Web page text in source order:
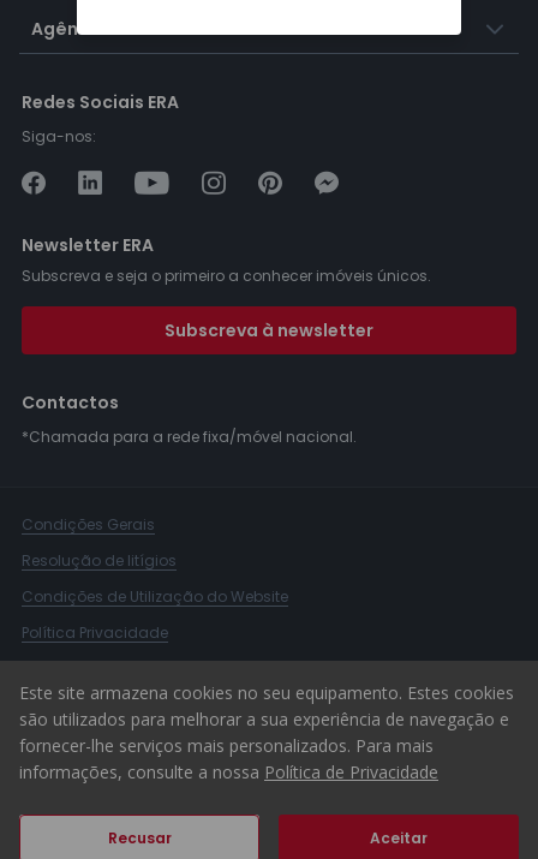
Agências ERA
Redes Sociais ERA
Siga-nos:
Newsletter ERA
Subscreva e seja o primeiro a conhecer imóveis únicos.
Subscreva à newsletter
Contactos
*Chamada para a rede fixa/móvel nacional.
Condições Gerais
Resolução de litígios
Condições de Utilização do Website
Política Privacidade
Canal de Denúncias
© 2026 ERA Portugal
Este site armazena cookies no seu equipamento. Estes cookies
são utilizados para melhorar a sua experiência de navegação e
fornecer-lhe serviços mais personalizados. Para mais
informações, consulte a nossa Política de Privacidade
Recusar Aceitar